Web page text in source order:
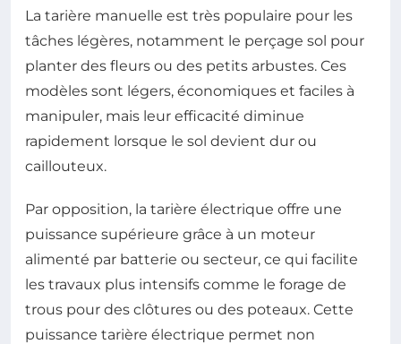
La tarière manuelle est très populaire pour les
tâches légères, notamment le perçage sol pour
planter des fleurs ou des petits arbustes. Ces
modèles sont légers, économiques et faciles à
manipuler, mais leur efficacité diminue
rapidement lorsque le sol devient dur ou
caillouteux.
Par opposition, la tarière électrique offre une
puissance supérieure grâce à un moteur
alimenté par batterie ou secteur, ce qui facilite
les travaux plus intensifs comme le forage de
trous pour des clôtures ou des poteaux. Cette
puissance tarière électrique permet non